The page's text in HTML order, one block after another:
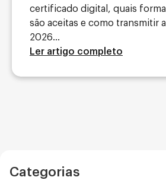
certificado digital, quais
são aceitas e como transmitir
2026...
Ler artigo completo
Categorias